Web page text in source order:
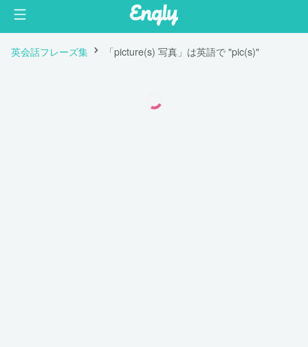
英会話フレーズ集 「picture(s) 写真」は英語で "pic(s)"